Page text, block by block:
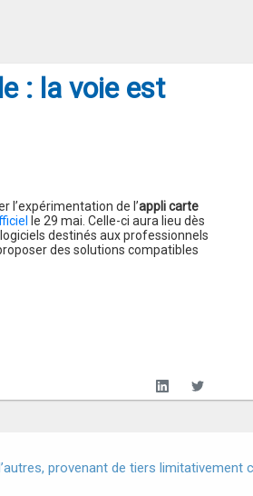
: la voie est
l’expérimentation de l’appli carte
le 29 mai. Celle-ci aura lieu dès
destinés aux professionnels
des solutions compatibles
provenant de tiers limitativement